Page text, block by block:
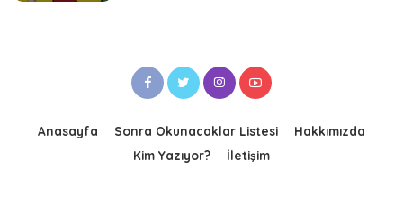
Anasayfa Sonra Okunacaklar Listesi
Hakkımızda
Kim Yazıyor?
İletişim